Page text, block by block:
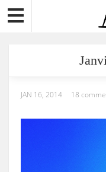
JAN 16, 2014 18